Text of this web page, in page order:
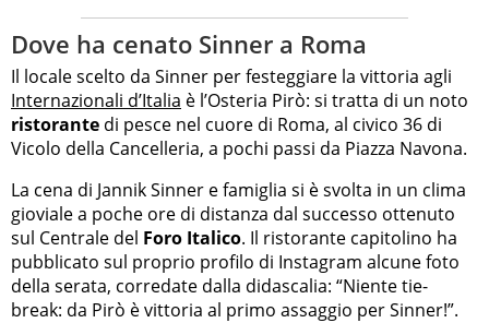
Dove ha cenato Sinner a Roma
Il locale scelto da Sinner per festeggiare la vittoria agli
Internazionali d’Italia è l’Osteria Pirò: si tratta di un noto
ristorante di pesce nel cuore di Roma, al civico 36 di
Vicolo della Cancelleria, a pochi passi da Piazza Navona.
La cena di Jannik Sinner e famiglia si è svolta in un clima
gioviale a poche ore di distanza dal successo ottenuto
sul Centrale del Foro Italico. Il ristorante capitolino ha
pubblicato sul proprio profilo di Instagram alcune foto
della serata, corredate dalla didascalia: “Niente tie-
break: da Pirò è vittoria al primo assaggio per Sinner!”.